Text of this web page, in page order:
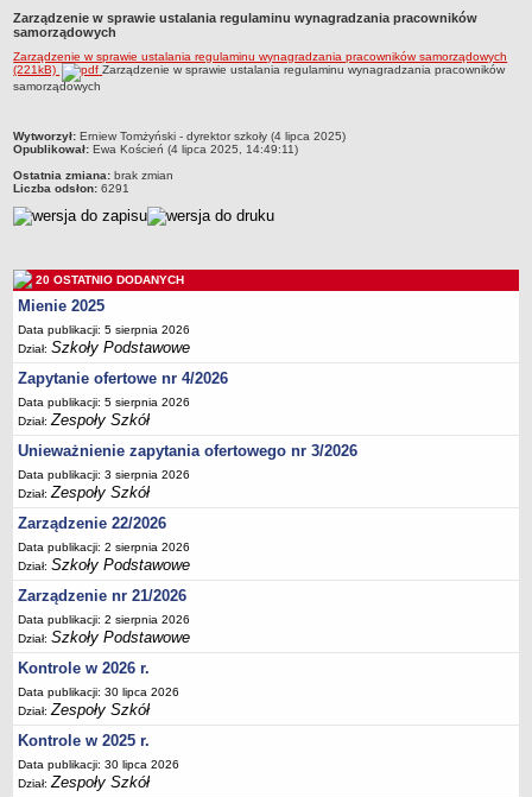
ARCHIWUM SZKÓŁ I PLACÓWEK
Zlikwidowane gimnazja
Przekształcone szkoły i placówki
SPECJALNE OŚRODKI SZKOLNO-WYCHOWAWCZE
Specjalny Ośrodek nr 1
Specjalny Ośrodek nr 5
BURSA MIEJSKA
Statut
Majątek
Godziny dyżurów
Ogłoszenie
Zarządzenia
Kontrole
Rejestry, ewidencje, archiwa
Sprawozdania
Deklaracja dostępności
PORADNIE PSYCHOLOGICZNO-PEDAGOGICZNE
Zespół Poradni
BIURO FINANSÓW OŚWIATY
Dane podstawowe
Statut
Majątek
Godziny dyżurów
Ogłoszenia
Zarządzenia
Zarządzenie w sprawie ustalania regulaminu wynagradzania pracowników
samorządowych
Zarządzenie w sprawie ustalania regulaminu wynagradzania pracowników samorządowych
(221kB)
Zarządzenie w sprawie ustalania regulaminu wynagradzania pracowników
samorządowych
metryczka
Wytworzył: Erniew Tomżyński - dyrektor szkoły (4 lipca 2025)
Opublikował: Ewa Koścień (4 lipca 2025, 14:49:11)
Ostatnia zmiana: brak zmian
Liczba odsłon: 6291
20 OSTATNIO DODANYCH
Mienie 2025
Data publikacji: 5 sierpnia 2026
Dział:Szkoły Podstawowe
Zapytanie ofertowe nr 4/2026
Data publikacji: 5 sierpnia 2026
Dział:Zespoły Szkół
Unieważnienie zapytania ofertowego nr 3/2026
Data publikacji: 3 sierpnia 2026
Dział:Zespoły Szkół
Zarządzenie 22/2026
Data publikacji: 2 sierpnia 2026
Dział:Szkoły Podstawowe
Zarządzenie nr 21/2026
Data publikacji: 2 sierpnia 2026
Dział:Szkoły Podstawowe
Kontrole w 2026 r.
Data publikacji: 30 lipca 2026
Dział:Zespoły Szkół
Kontrole w 2025 r.
Data publikacji: 30 lipca 2026
Dział:Zespoły Szkół